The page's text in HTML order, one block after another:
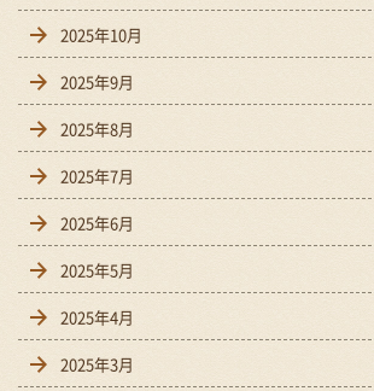
2025年10月
2025年9月
2025年8月
2025年7月
2025年6月
2025年5月
2025年4月
2025年3月